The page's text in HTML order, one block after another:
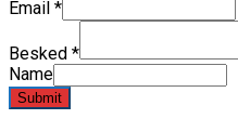
Email *
Besked *
Name
Submit